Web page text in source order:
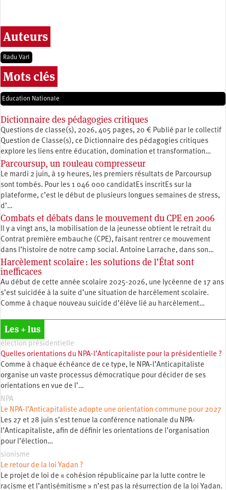
Auteurs
Radu Varl
Mots clés
Education Nationale
Dictionnaire des pédagogies critiques
Questions de classe(s), 2026, 405 pages, 20 € Publié par le collectif
Question de Classe(s), ce Dictionnaire des pédagogies critiques
explore les liens entre éducation, ­domination et transformation…
Parcoursup, un rouleau compresseur
Le mardi 2 juin, à 19 heures, les premiers résultats de Parcoursup
sont tombés. Pour les 1 046 000 candidatEs inscritEs sur la
plateforme, c’est le début de plusieurs longues semaines de stress,
d’…
Combats et débats dans le mouvement du CPE en 2006
Il y a vingt ans, la mobilisation de la jeunesse obtient le retrait du
Contrat première embauche (CPE), faisant rentrer ce mouvement
dans l’histoire de notre camp social. Antoine Larrache, dans son…
Harcèlement scolaire : les solutions de l’État sont
inefficaces
Au début de cette année scolaire 2025-2026, une lycéenne de 17 ans
s’est suicidée à la suite d’une situation de harcèlement scolaire.
Comme à chaque nouveau suicide d’élève lié au harcèlement…
Les + lus
élection présidentielle
Quelles orientations du NPA-l’Anticapitaliste pour la présidentielle ?
Comme à chaque échéance de ce type, le NPA-l’Anticapitaliste
organise un vaste processus démocratique pour décider de ses
orientations en vue de l’…
NPA
Le NPA-l’Anticapitaliste adopte une orientation commune pour 2027
Les 27 et 28 juin s’est tenue la conférence nationale du NPA-
l’Anticapitaliste, afin de définir les orientations de l’organisation
pour l’élection…
sionisme
Le retour de la loi Yadan ?
Le projet de loi de « cohésion républicaine par la lutte contre le
racisme et l’antisémitisme » n’est pas la résurrection de la loi Yadan.